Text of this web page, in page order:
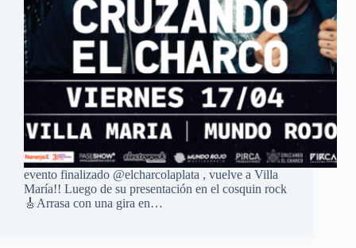
evento finalizado @elcharcolaplata , vuelve a Villa
María!! Luego de su presentación en el cosquin rock
🎸Arrasa con una gira en…